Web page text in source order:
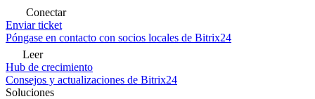
Conectar
Enviar ticket
Póngase en contacto con socios locales de Bitrix24
Leer
Hub de crecimiento
Consejos y actualizaciones de Bitrix24
Soluciones